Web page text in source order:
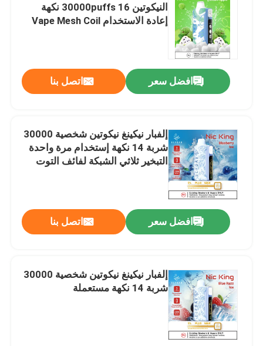
النيكوتين 30000puffs 16 نكهة
إعادة الاستخدام Vape Mesh Coil
افضل سعر اتصل بنا
إلفبار نيكينغ نيكوتين شخصية 30000
شربة 14 نكهة إستخدام مرة واحدة
التبخير ثلاثي الشبكة لفائف التوت
افضل سعر اتصل بنا
إلفبار نيكينغ نيكوتين شخصية 30000
شربة 14 نكهة مستعملة